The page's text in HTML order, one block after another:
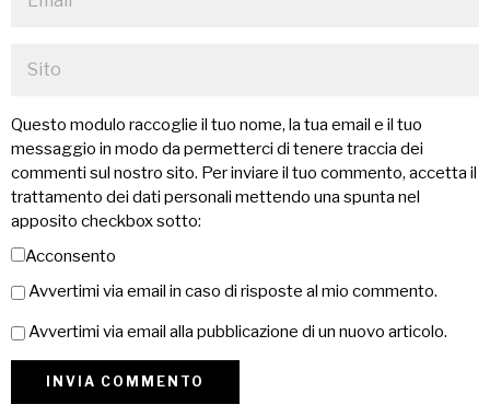
Questo modulo raccoglie il tuo nome, la tua email e il tuo
messaggio in modo da permetterci di tenere traccia dei
commenti sul nostro sito. Per inviare il tuo commento, accetta il
trattamento dei dati personali mettendo una spunta nel
apposito checkbox sotto:
Acconsento
Avvertimi via email in caso di risposte al mio commento.
Avvertimi via email alla pubblicazione di un nuovo articolo.